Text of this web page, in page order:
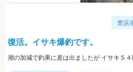
豊浜
復活。イサキ爆釣です。
潮の加減で釣果に差は出ましたが イサキ５４